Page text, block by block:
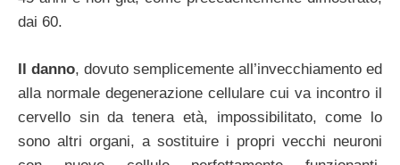
dai 60.
Il danno, dovuto semplicemente all’invecchiamento ed
alla normale degenerazione cellulare cui va incontro il
cervello sin da tenera età, impossibilitato, come lo
sono altri organi, a sostituire i propri vecchi neuroni